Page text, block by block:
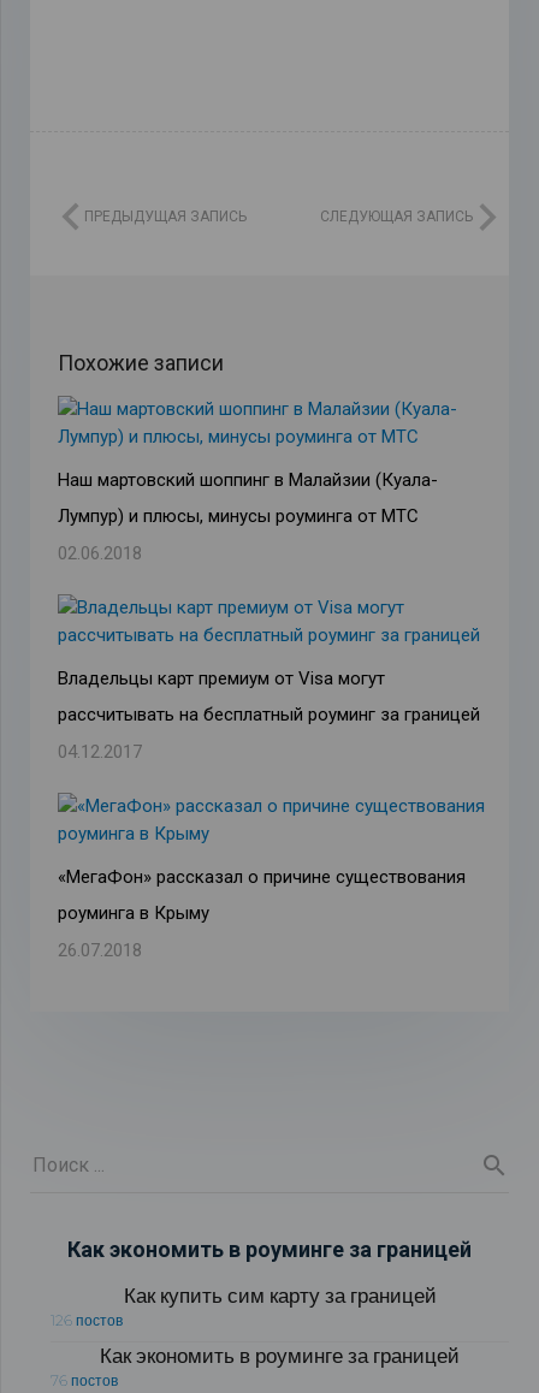
ПРЕДЫДУЩАЯ ЗАПИСЬ СЛЕДУЮЩАЯ ЗАПИСЬ
Похожие записи
Наш мартовский шоппинг в Малайзии (Куала-
Лумпур) и плюсы, минусы роуминга от МТС
02.06.2018
Владельцы карт премиум от Visa могут
рассчитывать на бесплатный роуминг за границей
04.12.2017
«МегаФон» рассказал о причине существования
роуминга в Крыму
26.07.2018
Как экономить в роуминге за границей
Как купить сим карту за границей
126 постов
Как экономить в роуминге за границей
76 постов